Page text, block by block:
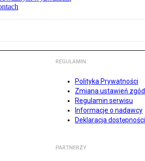
REGULAMIN
Polityka Prywatności
Zmiana ustawień zgód
Regulamin serwisu
Informacje o nadawcy
Deklaracja dostępności
PARTNERZY